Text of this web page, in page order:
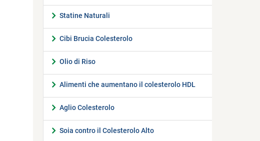
Statine Naturali
Cibi Brucia Colesterolo
Olio di Riso
Alimenti che aumentano il colesterolo HDL
Aglio Colesterolo
Soia contro il Colesterolo Alto